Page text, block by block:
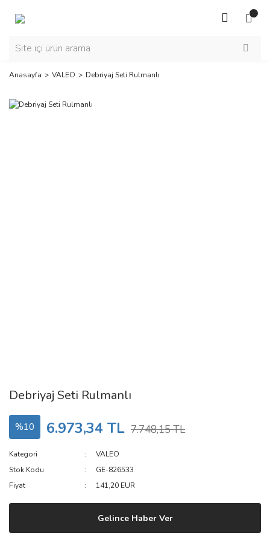
Anasayfa VALEO Debriyaj Seti Rulmanlı
Debriyaj Seti Rulmanlı
%10 6.973,34 TL 7.748,15 TL
Kategori
VALEO
Stok Kodu
GE-826533
Fiyat
141,20 EUR
Gelince Haber Ver